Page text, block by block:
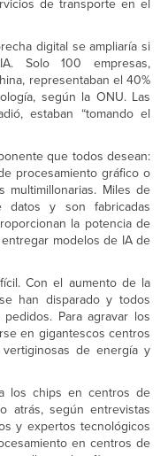
de transporte en el
digital se ampliaría si
Solo 100 empresas,
representaban el 40%
según la ONU. Las
estaban “tomando el
que todos desean:
procesamiento gráfico o
multimillonarias. Miles de
datos y son fabricadas
la potencia de
modelos de IA de
Con el aumento de la
han disparado y todos
Para agravar los
en gigantescos centros
de energía y
los chips en centros de
atrás, según entrevistas
y expertos tecnológicos
en centros de